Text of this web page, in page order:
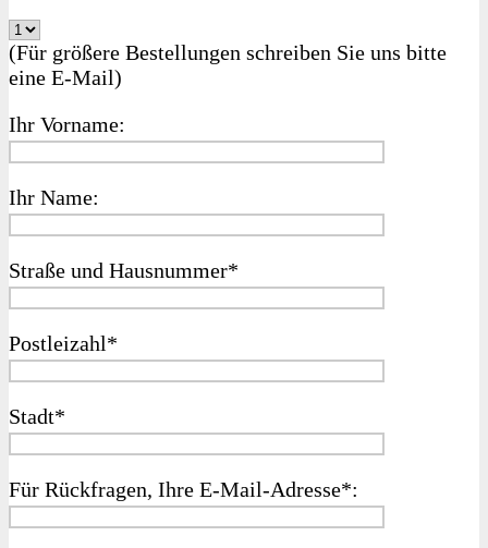
(Für größere Bestellungen schreiben Sie uns bitte
eine E‑Mail)
Ihr Vorname:
Ihr Name:
Straße und Hausnummer*
Postleizahl*
Stadt*
Für Rückfragen, Ihre E‑Mail-Adresse*: